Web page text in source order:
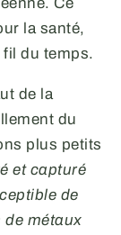
la santé,
fil du temps.
de la
du
plus petits
et capturé
de
de métaux